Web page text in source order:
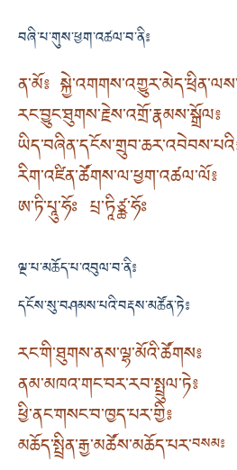
བཞི་པ་གུས་ཕྱག་འཚལ་བ་ནི༔
ན་མོ༔
རང་བྱུང་ཐུགས་རྗེས་འགྲོ་རྣམས་སྒྲོལ༔
རིག་འཛིན་ཚོགས་ལ་ཕྱག་འཚལ་ལོ༔
ཨ་ཏི་པཱུ་ཧོཿ པྲ་ཏཱིཙྪ་ཧོཿ
ལྔ་པ་མཆོད་པ་འབུལ་བ་ནི༔
དངོས་སུ་བཤམས་པའི་བརྡས་མཚོན་ཏེ༔
རང་གི་ཐུགས་ནས་ལྷ་མོའི་ཚོགས༔
ནམ་མཁའ་གང་བར་རབ་སྤྲུལ་ཏེ༔
ཕྱི་ནང་གསང་བ་ཁྱད་པར་གྱི༔
མཆོད་སྤྲིན་རྒྱ་མཚོས་མཆོད་པར་བསམ༔